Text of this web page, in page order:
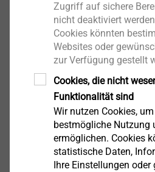
Anzeigen
Wand
Anzeigen
Falz-
Zugriff auf sichere
nicht deaktiviert
Cookies könnten
Websites oder
zur Verfügung gestellt
Cookies, die nicht
Funktionalität sind
Wir nutzen Cookies,
bestmögliche Nutzung
ermöglichen. Cookies
statistische Daten,
Ihre Einstellungen oder